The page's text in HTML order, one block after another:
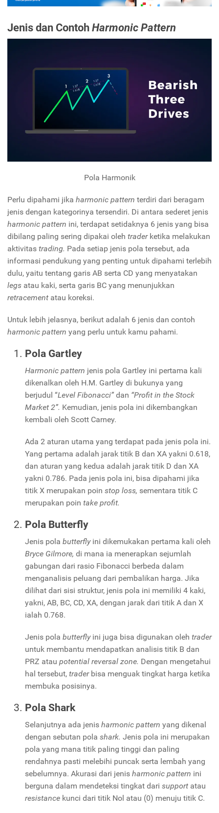
Jenis dan ContohHarmonic Pattern
Pola Harmonik
Perlu dipahami jika harmonic pattern terdiri dari beragam
jenis dengan kategorinya tersendiri. Di antara sederet jenis
harmonic pattern ini, terdapat setidaknya 6 jenis yang bisa
dibilang paling sering dipakai oleh trader ketika melakukan
aktivitas trading. Pada setiap jenis pola tersebut, ada
informasi pendukung yang penting untuk dipahami terlebih
dulu, yaitu tentang garis AB serta CD yang menyatakan
legs atau kaki, serta garis BC yang menunjukkan
retracement atau koreksi.
Untuk lebih jelasnya, berikut adalah 6 jenis dan contoh
harmonic pattern yang perlu untuk kamu pahami.
Pola Gartley
Harmonic pattern jenis pola Gartley ini pertama kali
dikenalkan oleh H.M. Gartley di bukunya yang
berjudul “Level Fibonacci” dan “Profit in the Stock
Market 2”. Kemudian, jenis pola ini dikembangkan
kembali oleh Scott Carney.
Ada 2 aturan utama yang terdapat pada jenis pola ini.
Yang pertama adalah jarak titik B dan XA yakni 0.618,
dan aturan yang kedua adalah jarak titik D dan XA
yakni 0.786. Pada jenis pola ini, bisa dipahami jika
titik X merupakan poin stop loss, sementara titik C
merupakan poin take profit.
Pola Butterfly
Jenis pola butterfly ini dikemukakan pertama kali oleh
Bryce Gilmore, di mana ia menerapkan sejumlah
gabungan dari rasio Fibonacci berbeda dalam
menganalisis peluang dari pembalikan harga. Jika
dilihat dari sisi struktur, jenis pola ini memiliki 4 kaki,
yakni, AB, BC, CD, XA, dengan jarak dari titik A dan X
ialah 0.768.
Jenis pola butterfly ini juga bisa digunakan oleh trader
untuk membantu mendapatkan analisis titik B dan
PRZ atau potential reversal zone. Dengan mengetahui
hal tersebut, trader bisa menguak tingkat harga ketika
membuka posisinya.
Pola Shark
Selanjutnya ada jenis harmonic pattern yang dikenal
dengan sebutan pola shark. Jenis pola ini merupakan
pola yang mana titik paling tinggi dan paling
rendahnya pasti melebihi puncak serta lembah yang
sebelumnya. Akurasi dari jenis harmonic pattern ini
berguna dalam mendeteksi tingkat dari support atau
resistance kunci dari titik Nol atau (0) menuju titik C.